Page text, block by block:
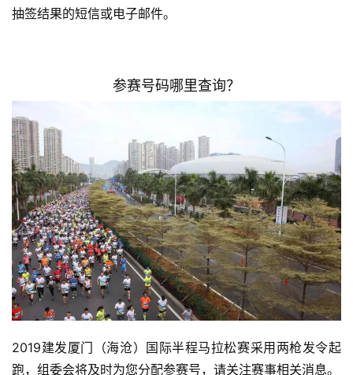
比
赛
参赛号码哪里查询？
2019建发厦门（海沧）国际半程马拉松赛采用两枪发令起
跑，组委会将及时为您分配参赛号，请关注赛事相关消息。